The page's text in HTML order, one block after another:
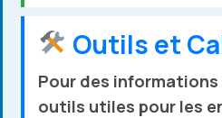
Outils et
Pour des
outils utiles pour les